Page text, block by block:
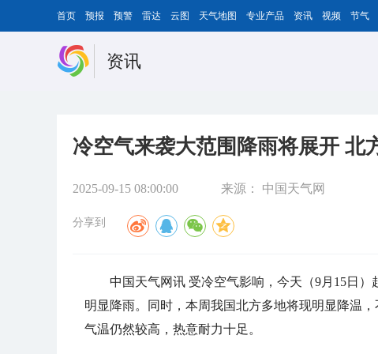
首页 预报 预警 雷达 云图 天气地图 专业产品 资讯 视频 节气
资讯
冷空气来袭大范围降雨将展开 北
2025-09-15 08:00:00 来源： 中国天气网
分享到
中国天气网讯 受冷空气影响， 今天（9月15日）
明显降雨。同时，本周我国北方多地将现明显降温
气温仍然较高，热意耐力十足。